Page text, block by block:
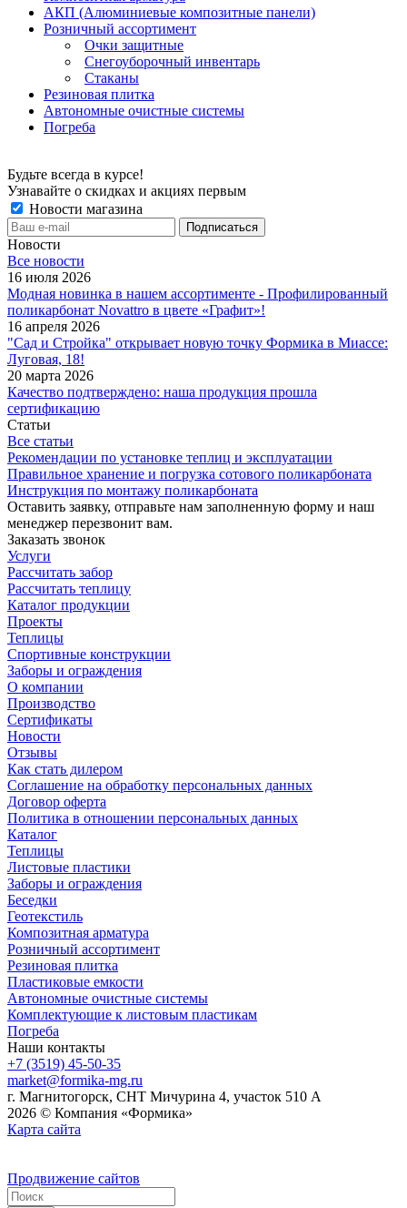
АКП (Алюминиевые композитные панели)
Розничный ассортимент
Очки защитные
Снегоуборочный инвентарь
Стаканы
Резиновая плитка
Автономные очистные системы
Погреба
Будьте всегда в курсе!
Узнавайте о скидках и акциях первым
Новости магазина
Новости
Все новости
16 июля 2026
Модная новинка в нашем ассортименте - Профилированный
поликарбонат Novattro в цвете «Графит»!
16 апреля 2026
"Сад и Стройка" открывает новую точку Формика в Миассе:
Луговая, 18!
20 марта 2026
Качество подтверждено: наша продукция прошла
сертификацию
Статьи
Все статьи
Рекомендации по установке теплиц и эксплуатации
Правильное хранение и погрузка сотового поликарбоната
Инструкция по монтажу поликарбоната
Оставить заявку, отправьте нам заполненную форму и наш
менеджер перезвонит вам.
Заказать звонок
Услуги
Рассчитать забор
Рассчитать теплицу
Каталог продукции
Проекты
Теплицы
Спортивные конструкции
Заборы и ограждения
О компании
Производство
Сертификаты
Новости
Отзывы
Как стать дилером
Соглашение на обработку персональных данных
Договор оферта
Политика в отношении персональных данных
Каталог
Теплицы
Листовые пластики
Заборы и ограждения
Беседки
Геотекстиль
Композитная арматура
Розничный ассортимент
Резиновая плитка
Пластиковые емкости
Автономные очистные системы
Комплектующие к листовым пластикам
Погреба
Наши контакты
+7 (3519) 45-50-35
market@formika-mg.ru
г. Магнитогорск, СНТ Мичурина 4, участок 510 А
2026 © Компания «Формика»
Карта сайта
Продвижение сайтов